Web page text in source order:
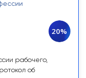
рабочего,
об
20%